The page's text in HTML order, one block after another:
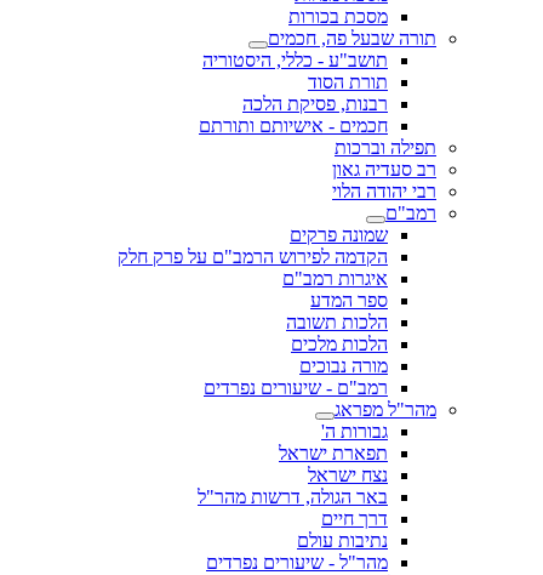
מסכת בכורות
תורה שבעל פה, חכמים
תושב"ע - כללי, היסטוריה
תורת הסוד
רבנות, פסיקת הלכה
חכמים - אישיותם ותורתם
תפילה וברכות
רב סעדיה גאון
רבי יהודה הלוי
רמב"ם
שמונה פרקים
הקדמה לפירוש הרמב"ם על פרק חלק
איגרות רמב"ם
ספר המדע
הלכות תשובה
הלכות מלכים
מורה נבוכים
רמב"ם - שיעורים נפרדים
מהר"ל מפראג
גבורות ה'
תפארת ישראל
נצח ישראל
באר הגולה, דרשות מהר"ל
דרך חיים
נתיבות עולם
מהר"ל - שיעורים נפרדים